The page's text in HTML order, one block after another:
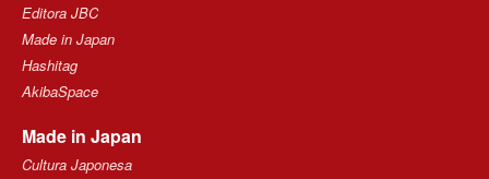
Editora JBC
Made in Japan
Hashitag
AkibaSpace
Made in Japan
Cultura Japonesa